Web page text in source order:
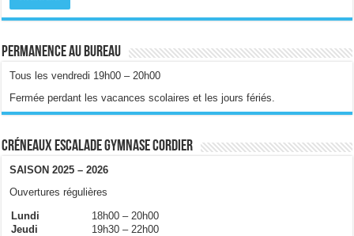
Permanence au bureau
Tous les vendredi 19h00 – 20h00
Fermée perdant les vacances scolaires et les jours fériés.
Créneaux escalade gymnase Cordier
SAISON 2025 – 2026
Ouvertures régulières
Lundi
18h00 – 20h00
Jeudi
19h30 – 22h00